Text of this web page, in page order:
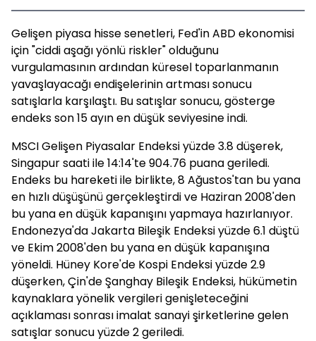
Gelişen piyasa hisse senetleri, Fed'in ABD ekonomisi
için "ciddi aşağı yönlü riskler" olduğunu
vurgulamasının ardından küresel toparlanmanın
yavaşlayacağı endişelerinin artması sonucu
satışlarla karşılaştı. Bu satışlar sonucu, gösterge
endeks son 15 ayın en düşük seviyesine indi.
MSCI Gelişen Piyasalar Endeksi yüzde 3.8 düşerek,
Singapur saati ile 14:14'te 904.76 puana geriledi.
Endeks bu hareketi ile birlikte, 8 Ağustos'tan bu yana
en hızlı düşüşünü gerçekleştirdi ve Haziran 2008'den
bu yana en düşük kapanışını yapmaya hazırlanıyor.
Endonezya'da Jakarta Bileşik Endeksi yüzde 6.1 düştü
ve Ekim 2008'den bu yana en düşük kapanışına
yöneldi. Hüney Kore'de Kospi Endeksi yüzde 2.9
düşerken, Çin'de Şanghay Bileşik Endeksi, hükümetin
kaynaklara yönelik vergileri genişleteceğini
açıklaması sonrası imalat sanayi şirketlerine gelen
satışlar sonucu yüzde 2 geriledi.